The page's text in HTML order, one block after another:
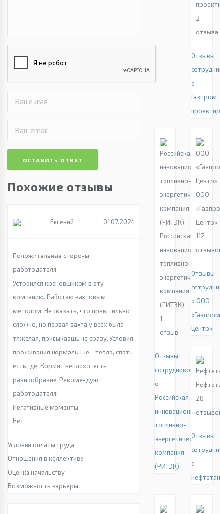
ОСТАВИТЬ ОТВЕТ
Похожие отзывы
Евгений 01.07.2024
Положительные стороны
работодателя
Устроился крановщиком в эту
компанию. Работаю вахтовым
методом. Не сказать, что прям сильно
сложно, но первая вахта у всех была
тяжелая, привыкаешь не сразу. Условия
проживания нормальные - тепло, спать
есть где. Кормят неплохо, есть
разнообразие. Рекомендую
работодателя!
Негативные моменты
Нет
Условия оплаты труда
Отношения в коллективе
Оценка начальству
Возможность карьеры
2
отзыва
Отзывы
о
Газпром
Российская
инновационная
топливно-
энергетическая
компания
(РИТЭК)
1
отзыв
Отзывы
сотрудников
о
Российская
инновационная
топливно-
энергетическая
компания
(РИТЭК)
ООО
Центр»
112
Отзывы
о ООО
Центр»
28
Отзывы
о